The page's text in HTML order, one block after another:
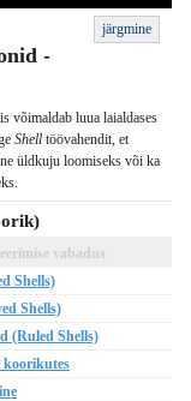
järgmine
-
võimaldab luua laialdases
Shell töövahendit, et
üldkuju loomiseks või ka
vabadus
Shells)
Shells)
(Ruled Shells)
koorikutes